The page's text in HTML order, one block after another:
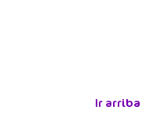
Ir arriba